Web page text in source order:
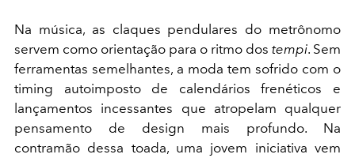
Na música, as claques pendulares do metrônomo
servem como orientação para o ritmo dos tempi. Sem
ferramentas semelhantes, a moda tem sofrido com o
timing autoimposto de calendários frenéticos e
lançamentos incessantes que atropelam qualquer
pensamento de design mais profundo. Na
contramão dessa toada, uma jovem iniciativa vem